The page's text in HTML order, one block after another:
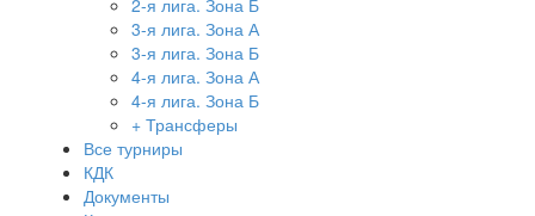
2-я лига. Зона Б
3-я лига. Зона А
3-я лига. Зона Б
4-я лига. Зона А
4-я лига. Зона Б
+ Трансферы
Все турниры
КДК
Документы